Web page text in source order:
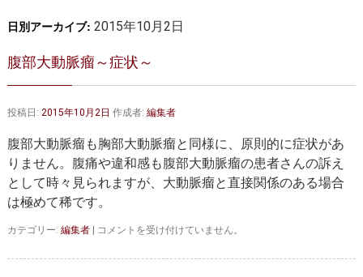
腹部大動脈瘤の治療
大動脈弁・大動脈基部の治療
胸部大動脈瘤 胸腹部大動脈瘤
腹部大動脈瘤
日別アーカイブ: 2015年10月2日
腹部大動脈瘤～症状～
投稿日: 2015年10月2日 作成者: 編集者
腹部大動脈瘤も胸部大動脈瘤と同様に、原則的に症状があ
りません。腹痛や違和感も腹部大動脈瘤の患者さんの訴え
として時々見られますが、大動脈瘤と直接関係のある場合
は極めて稀です。
カテゴリー: 編集者
腹
大
コメントを受け付けていません。